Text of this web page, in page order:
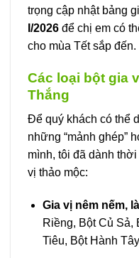
trọng cập nhật bảng
I/2026 để chị em có
cho mùa Tết sắp đến.
Các loại bột gia
Thắng
Để quý khách có thể
những “mảnh ghép”
mình, tôi đã dành
vị thảo mộc:
Gia vị nêm nếm,
Riềng, Bột Củ Sả,
Tiêu, Bột Hành Tây